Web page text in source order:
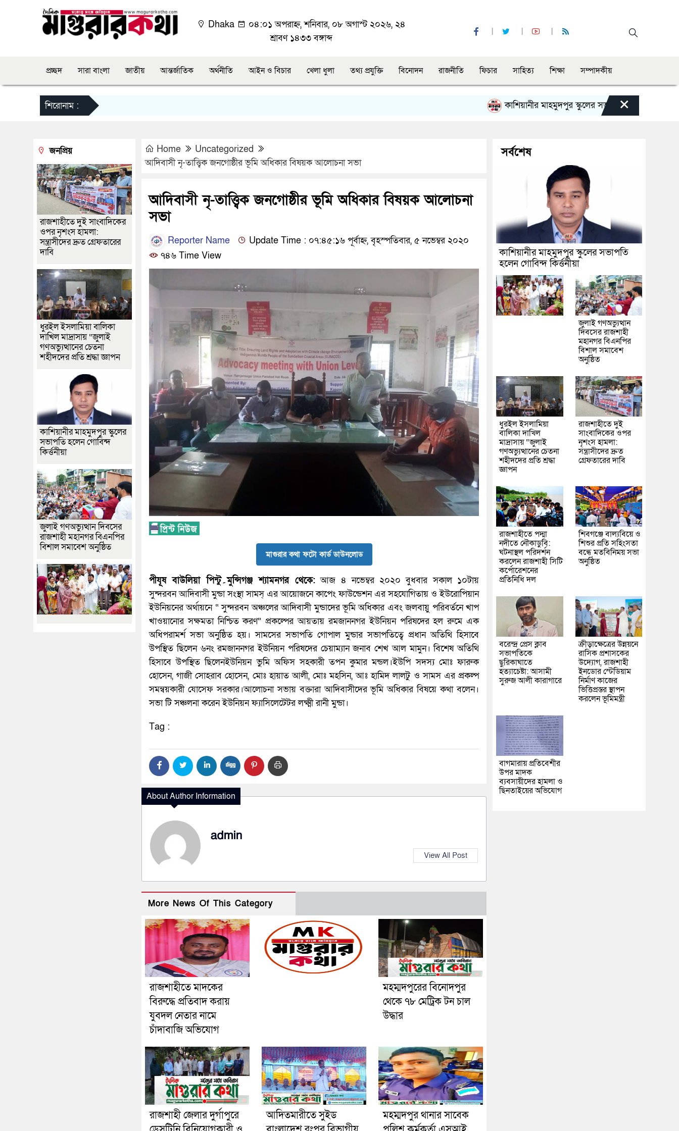
Dhaka
০৪:০১ অপরাহ্ন, শনিবার, ০৮ অগাস্ট ২০২৬, ২৪
শ্রাবণ ১৪৩৩ বঙ্গাব্দ
প্রচ্ছদ সারা বাংলা জাতীয় আন্তর্জাতিক অর্থনীতি আইন ও বিচার খেলা ধুলা তথ্য প্রযুক্তি বিনোদন রাজনীতি ফিচার সাহিত্য শিক্ষা সম্পাদকীয়
শিরোনাম : কাশিয়ানীর মাহমুদপুর স্কুলের সভাপতি হলেন গোবিন্দ কির্ত্তনীয়া
×
Home
Uncategorized
আদিবাসী নৃ-তাত্ত্বিক জনগোষ্ঠীর ভূমি অধিকার বিষয়ক আলোচনা সভা
আদিবাসী নৃ-তাত্ত্বিক জনগোষ্ঠীর ভূমি অধিকার বিষয়ক আলোচনা
সভা
Reporter Name
Update Time : ০৭:৪৫:১৬ পূর্বাহ্ন, বৃহস্পতিবার, ৫ নভেম্বর ২০২০
৭৪৬ Time View
মাগুরার কথা ফটো কার্ড ডাউনলোড
পীযূষ বাউলিয়া পিন্টু۔মুন্সিগঞ্জ শ্যামনগর থেকে: আজ ৪ নভেম্বর ২০২০ বুধবার সকাল ১০টায়
সুন্দরবন আদিবাসী মুন্ডা সংস্থা সামস্ এর আয়োজনে কাপেং ফাউন্ডেশন এর সহযোগিতায় ও ইউরোপিয়ান
ইউনিয়নের অর্থায়নে “ সুন্দরবন অঞ্চলের আদিবাসী মুন্ডাদের ভূমি অধিকার এবং জলবায়ু পরিবর্তনে খাপ
খাওয়ানোর সক্ষমতা নিশ্চিত করণ” প্রকল্পের আয়তায় রমজাননগর ইউনিয়ন পরিষদের হল রুমে এক
অধিপরামর্শ সভা অনুষ্ঠিত হয়। সামসের সভাপতি গোপাল মুন্ডার সভাপতিত্বে প্রধান অতিথি হিসাবে
উপস্থিত ছিলেন ৬নং রমজাননগর ইউনিয়ন পরিষদের চেয়াম্যান জনাব শেখ আল মামুন। বিশেষ অতিথি
হিসাবে উপস্থিত ছিলেনইউনিয়ন ভুমি অফিস সহকারী তপন কুমার মন্ডল।ইউপি সদস্য মোঃ ফারুক
হোসেন, গাজী সোহরাব হোসেন, মোঃ হায়াত আলী, মোঃ মহসিন, আঃ হামিদ লালটু ও সামস এর প্রকল্প
সমন্বয়কারী যোসেফ সরকার।আলোচনা সভায় বক্তারা আদিবাসীদের ভূমি অধিকার বিষয়ে কথা বলেন।
সভা টি সঞ্চলনা করেন ইউনিয়ন ফ্যাসিলেটেটর লক্ষ্মী রানী মুন্ডা।
Tag :
About Author Information
admin
View All Post
More News Of This Category
রাজশাহীতে মাদকের
বিরুদ্ধে প্রতিবাদ করায়
যুবদল নেতার নামে
চাঁদাবাজি অভিযোগ
মহম্মদপুরের বিনোদপুর
থেকে ৭৮ মেট্রিক টন চাল
উদ্ধার
রাজশাহী জেলার দুর্গাপুরে
আদিতমারীতে সুইড
মহম্মদপুর থানার সাবেক
জনপ্রিয়
রাজশাহীতে দুই সাংবাদিকের
ওপর নৃশংস হামলা:
সন্ত্রাসীদের দ্রুত গ্রেফতারের
দাবি
ধুরইল ইসলামিয়া বালিকা
দাখিল মাদ্রাসায় “জুলাই
গণঅভ্যুত্থানের চেতনা
শহীদদের প্রতি শ্রদ্ধা জ্ঞাপন
কাশিয়ানীর মাহমুদপুর স্কুলের
সভাপতি হলেন গোবিন্দ
কির্ত্তনীয়া
জুলাই গণঅভ্যুত্থান দিবসের
রাজশাহী মহানগর বিএনপির
বিশাল সমাবেশ অনুষ্ঠিত
সর্বশেষ
কাশিয়ানীর মাহমুদপুর স্কুলের সভাপতি
হলেন গোবিন্দ কির্ত্তনীয়া
জুলাই গণঅভ্যুত্থান
দিবসের রাজশাহী
মহানগর বিএনপির
বিশাল সমাবেশ
অনুষ্ঠিত
ধুরইল ইসলামিয়া
বালিকা দাখিল
মাদ্রাসায় “জুলাই
গণঅভ্যুত্থানের চেতনা
শহীদদের প্রতি শ্রদ্ধা
জ্ঞাপন
রাজশাহীতে দুই
সাংবাদিকের ওপর
নৃশংস হামলা:
সন্ত্রাসীদের দ্রুত
গ্রেফতারের দাবি
রাজশাহীতে পদ্মা
নদীতে নৌকাডুবি:
ঘটনাস্থল পরিদর্শন
করলেন রাজশাহী সিটি
কর্পোরেশনের
প্রতিনিধি দল
শিবগঞ্জে বাল্যবিয়ে ও
শিশুর প্রতি সহিংসতা
বন্ধে মতবিনিময় সভা
অনুষ্ঠিত
বরেন্দ্র প্রেস ক্লাব
সভাপতিকে
ছুরিকাঘাতে
হত্যাচেষ্টা: আসামী
সুরুজ আলী কারাগারে
ক্রীড়াক্ষেত্রের উন্নয়নে
রাসিক প্রশাসকের
উদ্যোগ, রাজশাহী
ইনডোর স্টেডিয়াম
নির্মাণ কাজের
ভিত্তিপ্রস্তর স্থাপন
করলেন ভূমিমন্ত্রী
বাগমারায় প্রতিবেশীর
উপর মাদক
ব্যবসায়ীদের হামলা ও
ছিনতাইয়ের অভিযোগ